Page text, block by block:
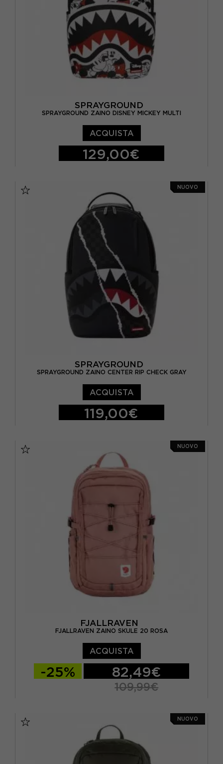
SPRAYGROUND
SPRAYGROUND ZAINO DISNEY MICKEY MULTI
ACQUISTA
129,00€
NUOVO
SPRAYGROUND
SPRAYGROUND ZAINO CENTER RIP CHECK GRAY
ACQUISTA
119,00€
NUOVO
FJALLRAVEN
FJALLRAVEN ZAINO SKULE 20 ROSA
ACQUISTA
-25% 82,49€
109,99€
NUOVO